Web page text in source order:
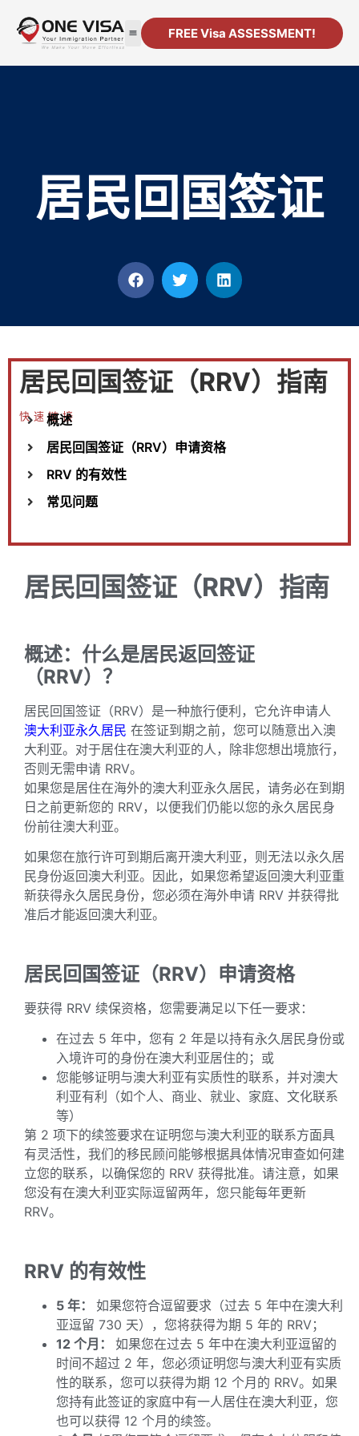
FREE Visa ASSESSMENT!
居民回国签证
居民回国签证（RRV）指南
快速链接
概述
居民回国签证（RRV）申请资格
RRV 的有效性
常见问题
居民回国签证（RRV）指南
概述：什么是居民返回签证
（RRV）？
居民回国签证（RRV）是一种旅行便利，它允许申请人
澳大利亚永久居民 在签证到期之前，您可以随意出入澳
大利亚。对于居住在澳大利亚的人，除非您想出境旅行，
否则无需申请 RRV。
如果您是居住在海外的澳大利亚永久居民，请务必在到期
日之前更新您的 RRV，以便我们仍能以您的永久居民身
份前往澳大利亚。
如果您在旅行许可到期后离开澳大利亚，则无法以永久居
民身份返回澳大利亚。因此，如果您希望返回澳大利亚重
新获得永久居民身份，您必须在海外申请 RRV 并获得批
准后才能返回澳大利亚。
居民回国签证（RRV）申请资格
要获得 RRV 续保资格，您需要满足以下任一要求：
在过去 5 年中，您有 2 年是以持有永久居民身份或
入境许可的身份在澳大利亚居住的；或
您能够证明与澳大利亚有实质性的联系，并对澳大
利亚有利（如个人、商业、就业、家庭、文化联系
等）
第 2 项下的续签要求在证明您与澳大利亚的联系方面具
有灵活性，我们的移民顾问能够根据具体情况审查如何建
立您的联系，以确保您的 RRV 获得批准。请注意，如果
您没有在澳大利亚实际逗留两年，您只能每年更新
RRV。
RRV 的有效性
5 年： 如果您符合逗留要求（过去 5 年中在澳大利
亚逗留 730 天），您将获得为期 5 年的 RRV；
12 个月： 如果您在过去 5 年中在澳大利亚逗留的
时间不超过 2 年，您必须证明您与澳大利亚有实质
性的联系，您可以获得为期 12 个月的 RRV。如果
您持有此签证的家庭中有一人居住在澳大利亚，您
也可以获得 12 个月的续签。